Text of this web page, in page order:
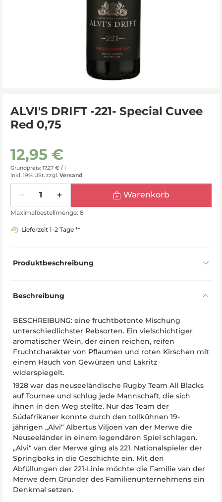
ALVI'S DRIFT -221- Special Cuvee
Red 0,75
12,95 €
Grundpreis: 17,27 € / l
inkl. 19% USt. zzgl. Versand
Warenkorb
Maximalbestellmenge: 8
Lieferzeit 1-2 Tage **
Produktbeschreibung
Beschreibung
BESCHREIBUNG: eine fruchtbetonte Mischung
unterschiedlichster Rebsorten. Ein vielschichtiger
aromatischer Wein, der einen reichen, reifen
Fruchtcharakter von Pflaumen und roten Kirschen mit
einem Hauch von Gewürzen und Lakritz
widerspiegelt.
1928 war das neuseeländische Rugby Team All Blacks
auf Tournee und schlug jede Mannschaft, die sich
ihnen in den Weg stellte. Nur das Team der
Südafrikaner konnte durch den tollkühnen 19-
jährigen „Alvi“ Albertus Viljoen van der Merwe die
Neuseeländer in einem legendären Spiel schlagen.
„Alvi“ van der Merwe ging als 221. Nationalspieler der
Springboks in die Geschichte ein. Mit den
Abfüllungen der 221-Linie möchte die Familie van der
Merwe dem Gründer des Familienunternehmens ein
Denkmal setzen.